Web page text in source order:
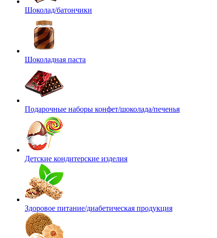
Шоколад/батончики
Шоколадная паста
Подарочные наборы конфет/шоколада/печенья
Детские кондитерские изделия
Здоровое питание/диабетическая продукция